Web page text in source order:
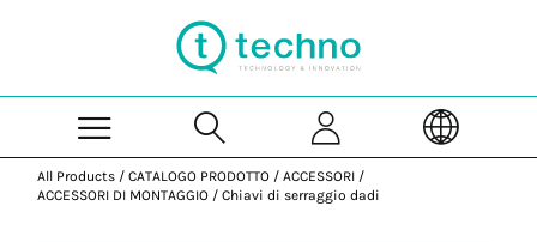
All Products / CATALOGO PRODOTTO / ACCESSORI /
ACCESSORI DI MONTAGGIO / Chiavi di serraggio dadi